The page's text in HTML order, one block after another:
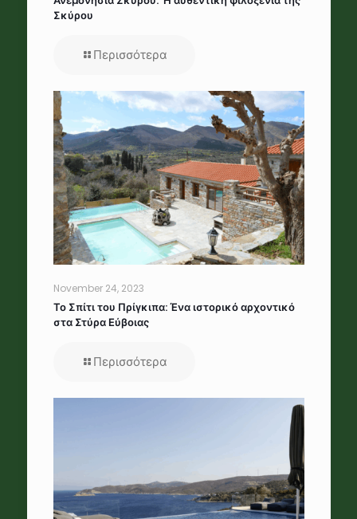
Σκύρου
Περισσότερα
November 24, 2023
Το Σπίτι του Πρίγκιπα: Ένα ιστορικό αρχοντικό
στα Στύρα Εύβοιας
Περισσότερα